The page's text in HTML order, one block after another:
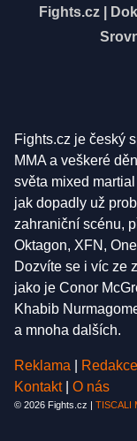
Fights.cz
Fights.cz je český
MMA a veškeré
světa mixed
jak dopadly už
zahraniční scénu,
Oktagon, XFN,
Dozvíte se i víc ze
jako je Conor
Khabib
a mnoha dalších.
Reklama Redakce
Kontakt
O nás
© 2026 Fights.cz | TISCALI